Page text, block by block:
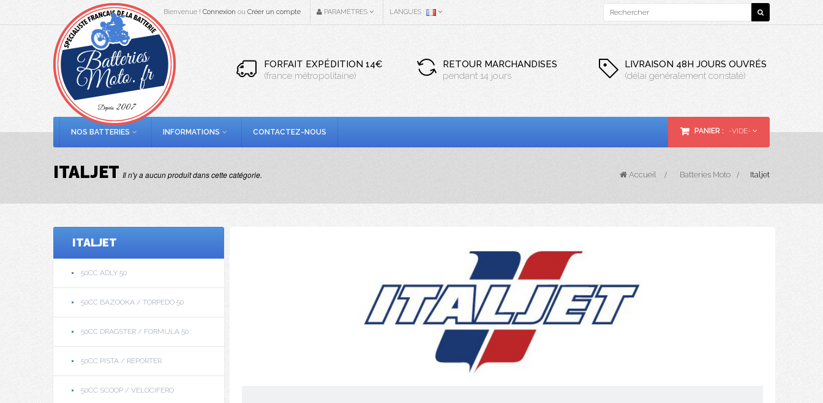
Bienvenue ! Connexion ou Créer un compte PARAMÈTRES LANGUES :
FORFAIT EXPÉDITION 14€
(france métropolitaine)
RETOUR MARCHANDISES
pendant 14 jours
LIVRAISON 48H JOURS OUVRÉS
(délai généralement constaté)
NOS BATTERIES INFORMATIONS CONTACTEZ-NOUS PANIER : -VIDE-
ITALJET Il n'y a aucun produit dans cette catégorie. Accueil > Batteries Moto > Italjet
ITALJET
50CC ADLY 50
50CC BAZOOKA / TORPEDO 50
50CC DRAGSTER / FORMULA 50
50CC PISTA / REPORTER
50CC SCOOP / VELOCIFERO